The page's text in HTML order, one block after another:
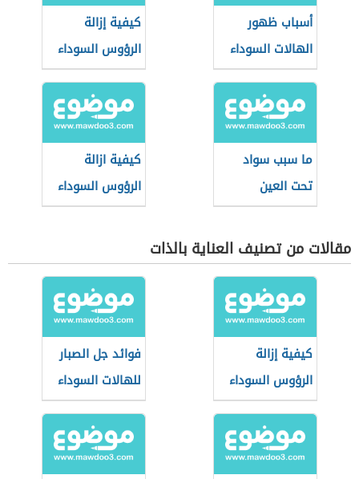
أسباب ظهور
الهالات السوداء
تحت العين
كيفية إزالة
الرؤوس السوداء
من الأنف
ما سبب سواد
تحت العين
كيفية ازالة
الرؤوس السوداء
مقالات من تصنيف العناية بالذات
كيفية إزالة
الرؤوس السوداء
فوائد جل الصبار
للهالات السوداء